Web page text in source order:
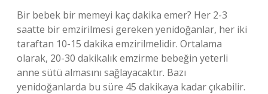
Bir bebek bir memeyi kaç dakika emer? Her 2-3
saatte bir emzirilmesi gereken yenidoğanlar, her iki
taraftan 10-15 dakika emzirilmelidir. Ortalama
olarak, 20-30 dakikalık emzirme bebeğin yeterli
anne sütü almasını sağlayacaktır. Bazı
yenidoğanlarda bu süre 45 dakikaya kadar çıkabilir.